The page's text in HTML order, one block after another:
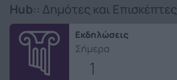
Hub:: Δημότες και Επισκέπτες
Εκδηλώσεις
Σήμερα
1